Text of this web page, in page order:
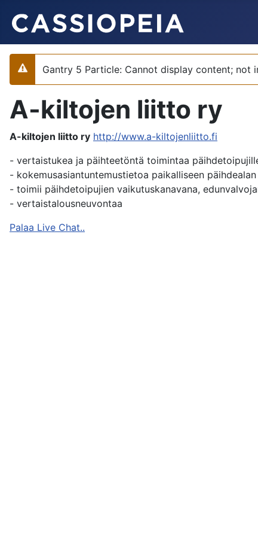
Varoitus
Gantry 5 Particle: Cannot display content; not
A-kiltojen liitto ry
A-kiltojen liitto ry http://www.a-kiltojenliitto.fi
- vertaistukea ja päihteetöntä toimintaa
- kokemusasiantuntemustietoa paikalliseen
- toimii päihdetoipujien vaikutuskanavana,
- vertaistalousneuvontaa
Palaa Live Chat..